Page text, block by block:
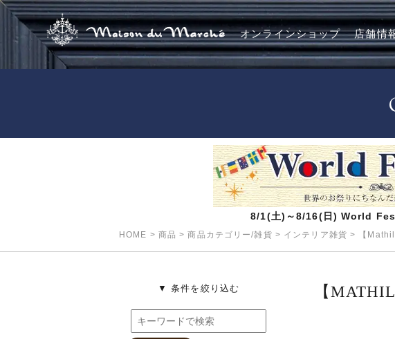
オンラインショップ 店舗情
8/1(土)～8/16(日) World
HOME > 商品 >商品カテゴリー/雑貨 > インテリア雑貨 > 【
【